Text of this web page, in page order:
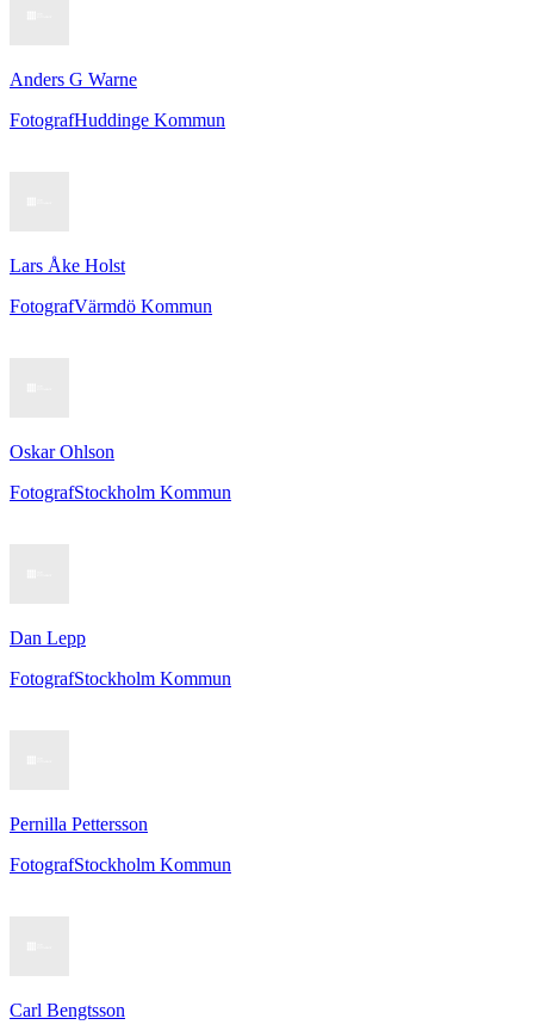
Anders G Warne
FotografHuddinge Kommun
Lars Åke Holst
FotografVärmdö Kommun
Oskar Ohlson
FotografStockholm Kommun
Dan Lepp
FotografStockholm Kommun
Pernilla Pettersson
FotografStockholm Kommun
Carl Bengtsson